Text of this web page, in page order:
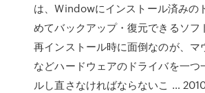
は、Windowにインストール済みの
めてバックアップ・復元できるソフ
再インストール時に面倒なのが、マ
などハードウェアのドライバを一つ
ルし直さなければならないこ …